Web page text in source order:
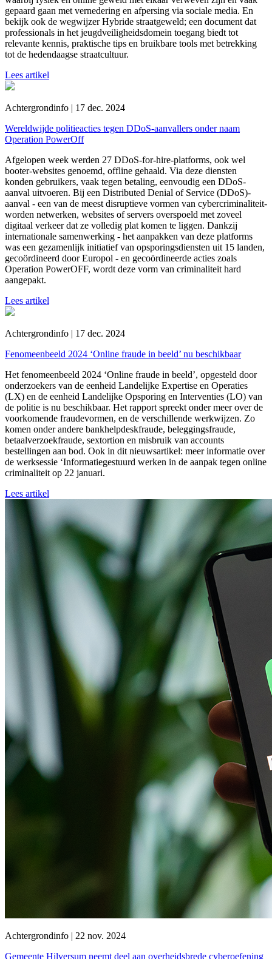
gepaard gaan met vernedering en afpersing via sociale media. En
bekijk ook de wegwijzer Hybride straatgeweld; een document dat
professionals in het jeugdveiligheidsdomein toegang biedt tot
relevante kennis, praktische tips en bruikbare tools met betrekking
tot de hedendaagse straatcultuur.
Lees artikel
Achtergrondinfo | 17 dec. 2024
Wereldwijde politieacties tegen DDoS-aanvallers onder naam
Operation PowerOff
Afgelopen week werden 27 DDoS-for-hire-platforms, ook wel
booter-websites genoemd, offline gehaald. Via deze diensten
konden gebruikers, vaak tegen betaling, eenvoudig een DDoS-
aanval uitvoeren. Bij een Distributed Denial of Service (DDoS)-
aanval - een van de meest disruptieve vormen van cybercriminaliteit-
worden netwerken, websites of servers overspoeld met zoveel
digitaal verkeer dat ze volledig plat komen te liggen. Dankzij
internationale samenwerking - het aanpakken van deze platforms
was een gezamenlijk initiatief van opsporingsdiensten uit 15 landen,
gecoördineerd door Europol - en gecoördineerde acties zoals
Operation PowerOFF, wordt deze vorm van criminaliteit hard
aangepakt.
Lees artikel
Achtergrondinfo | 17 dec. 2024
Fenomeenbeeld 2024 ‘Online fraude in beeld’ nu beschikbaar
Het fenomeenbeeld 2024 ‘Online fraude in beeld’, opgesteld door
onderzoekers van de eenheid Landelijke Expertise en Operaties
(LX) en de eenheid Landelijke Opsporing en Interventies (LO) van
de politie is nu beschikbaar. Het rapport spreekt onder meer over de
voorkomende fraudevormen, en de verschillende werkwijzen. Zo
komen onder andere bankhelpdeskfraude, beleggingsfraude,
betaalverzoekfraude, sextortion en misbruik van accounts
bestellingen aan bod. Ook in dit nieuwsartikel: meer informatie over
de werksessie ‘Informatiegestuurd werken in de aanpak tegen online
criminaliteit op 22 januari.
Lees artikel
Achtergrondinfo | 22 nov. 2024
Gemeente Hilversum neemt deel aan overheidsbrede cyberoefening